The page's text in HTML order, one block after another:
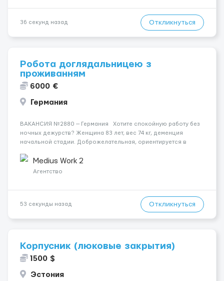
36 секунд назад Откликнуться
Робота доглядальницею з
проживанням
6000 €
Германия
ВАКАНСИЯ №2880 — Германия Хотите спокойную работу без
ночных дежурств? Женщина 83 лет, вес 74 кг, деменция
начальной стадии. Доброжелательная, ориентируется в
уборка, помощь в гигиене и сопровождение на...
Medius Work 2
Агентство
53 секунды назад Откликнуться
Корпусник (люковые закрытия)
1500 $
Эстония